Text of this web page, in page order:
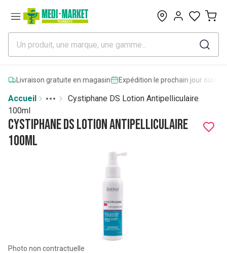
0
Livraison gratuite en magasin Expédition le prochain jour
Accueil
More
Toggle menu
Cystiphane DS Lotion Antipelliculaire
100ml
Cystiphane DS Lotion Antipelliculaire
100ml
Photo non contractuelle